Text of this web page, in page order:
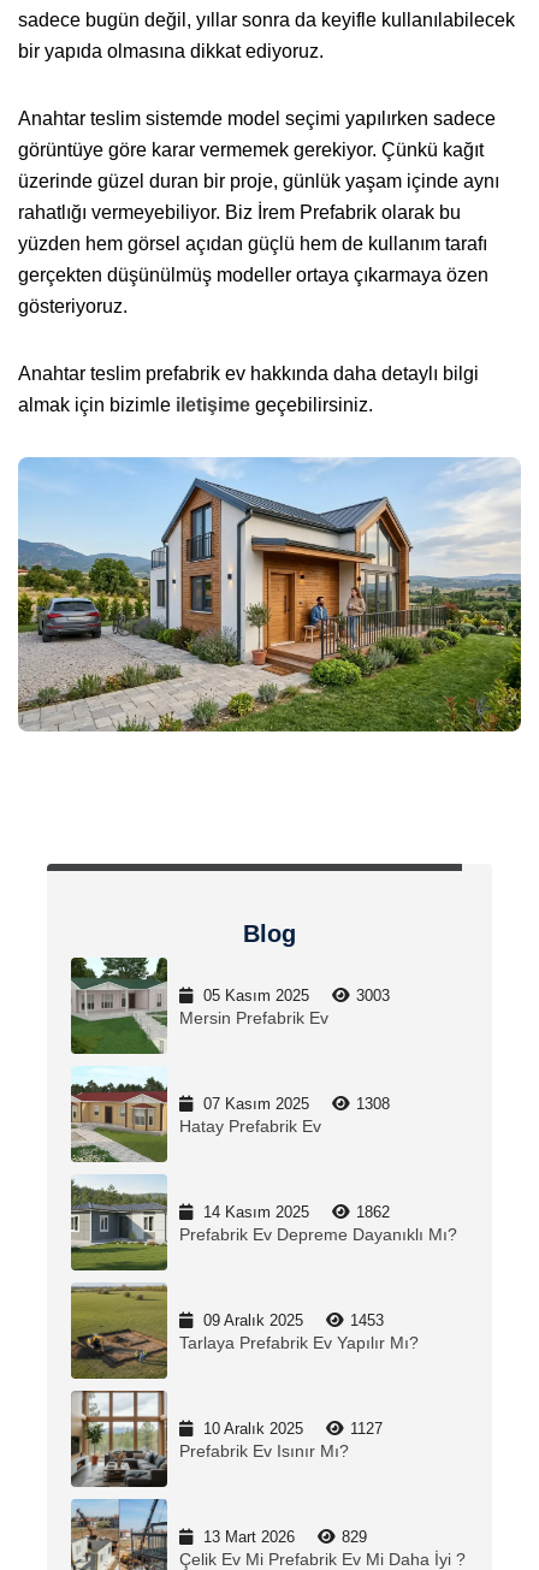
sadece bugün değil, yıllar sonra da keyifle kullanılabilecek
bir yapıda olmasına dikkat ediyoruz.
Anahtar teslim sistemde model seçimi yapılırken sadece
görüntüye göre karar vermemek gerekiyor. Çünkü kağıt
üzerinde güzel duran bir proje, günlük yaşam içinde aynı
rahatlığı vermeyebiliyor. Biz İrem Prefabrik olarak bu
yüzden hem görsel açıdan güçlü hem de kullanım tarafı
gerçekten düşünülmüş modeller ortaya çıkarmaya özen
gösteriyoruz.
Anahtar teslim prefabrik ev hakkında daha detaylı bilgi
almak için bizimle iletişime geçebilirsiniz.
Blog
05 Kasım 2025 3003
Mersin Prefabrik Ev
07 Kasım 2025 1308
Hatay Prefabrik Ev
14 Kasım 2025 1862
Prefabrik Ev Depreme Dayanıklı Mı?
09 Aralık 2025 1453
Tarlaya Prefabrik Ev Yapılır Mı?
10 Aralık 2025 1127
Prefabrik Ev Isınır Mı?
13 Mart 2026 829
Çelik Ev Mi Prefabrik Ev Mi Daha İyi ?